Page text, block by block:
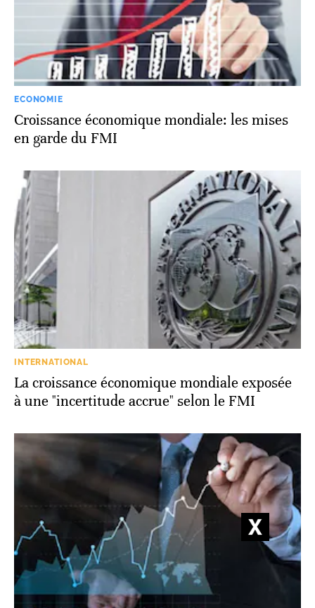
ECONOMIE
Croissance économique mondiale: les mises
en garde du FMI
INTERNATIONAL
La croissance économique mondiale exposée
à une "incertitude accrue" selon le FMI